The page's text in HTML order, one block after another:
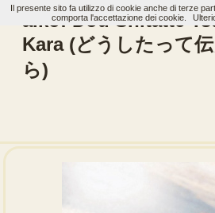
aiko: Dou Shitatte
Kara (どうしたって
ら)
Home
Il presente sito fa utilizzo di cookie anche di terze
comporta l'accettazione dei cookie.